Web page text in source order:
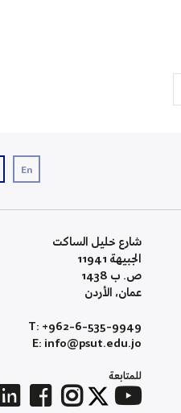
En
شارع خليل الساكت
الجبيهة 11941
ص. ب 1438
عمان، الأردن
T: +962-6-535-9949
E: info@psut.edu.jo
للمتابعة